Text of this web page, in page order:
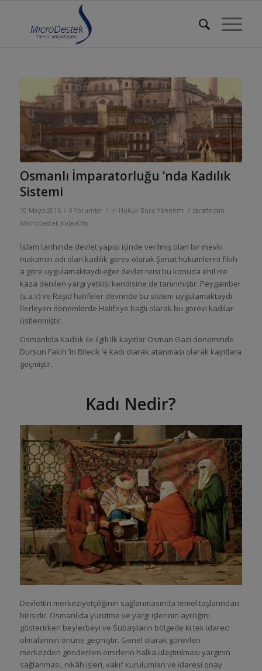
Osmanlı İmparatorluğu ‘nda Kadılık
Sistemi
10 Mayıs 2016 / 0 Yorumlar / in Hukuk Büro Yönetimi / tarafından
MicroDestek KolayOfis
İslam tarihinde devlet yapısı içinde verilmiş olan bir mevki
makamın adı olan kadılık görev olarak Şeriat hükümlerini fıkıh
a göre uygulamaktaydı eğer devlet reisi bu konuda ehil ise
kaza denilen yargı yetkisi kendisine de tanınmıştır. Peygamber
(s.a.v) ve Raşid halifeler devrinde bu sistem uygulamaktaydı.
İlerleyen dönemlerde Halifeye bağlı olarak bu görevi kadılar
üstlenmiştir.
Osmanlıda Kadılık ile ilgili ilk kayıtlar Osman Gazi döneminde
Dursun Fakih ’in Bilecik ’e kadı olarak atanması olarak kayıtlara
geçmiştir.
Kadı Nedir?
Devlettin merkeziyetçiliğinin sağlanmasında temel taşlarından
birisidir. Osmanlıda yürütme ve yargı işlerinin ayrılığını
gösterirken beylerbeyi ve Subaşıların bölgede ki tek idareci
olmalarının önüne geçmiştir. Genel olarak görevleri
merkezden gönderilen emirlerin halka ulaştırılması yargının
sağlanması, nikâh işleri, vakıf kurulumları ve idaresi onay